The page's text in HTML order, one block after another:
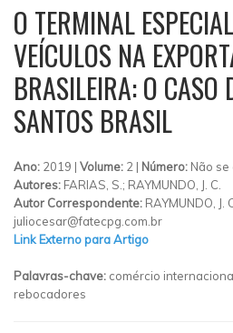
O TERMINAL
VEÍCULOS NA
BRASILEIRA: O CASO
SANTOS BRASIL
Ano: 2019 | Volume: 2 | Número: Não se
Autores: FARIAS, S.; RAYMUNDO, J. C.
Autor Correspondente: RAYMUNDO, J.
juliocesar@fatecpg.com.br
Link Externo para Artigo
Palavras-chave: comércio
rebocadores